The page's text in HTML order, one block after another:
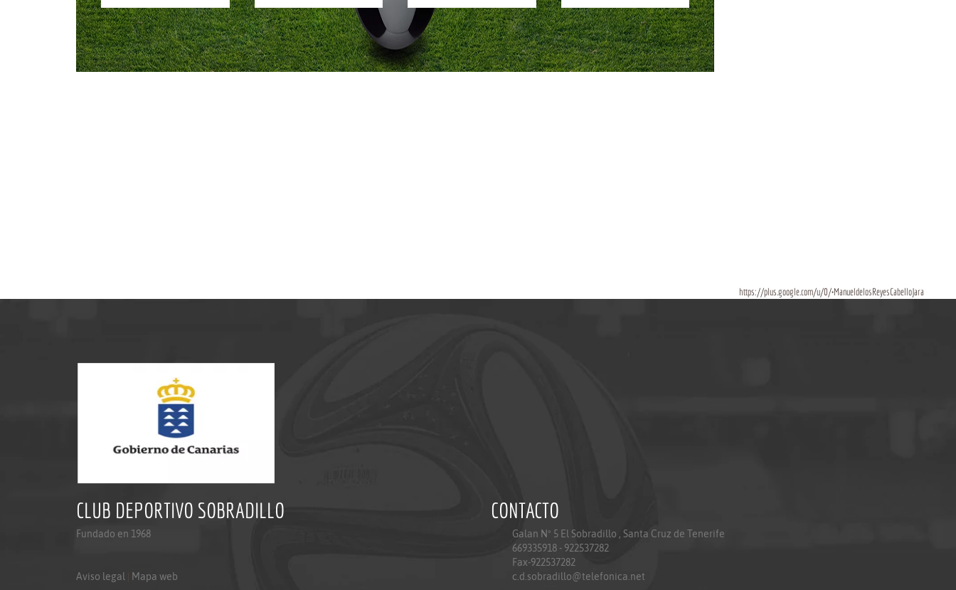
https://plus.google.com/u/0/+ManueldelosReyesCabelloJara
CLUB DEPORTIVO SOBRADILLO
Fundado en 1968
Aviso legal Mapa web
CONTACTO
Galan Nº 5 El Sobradillo , Santa Cruz de Tenerife
669335918 - 922537282
Fax-922537282
c.d.sobradillo@telefonica.net